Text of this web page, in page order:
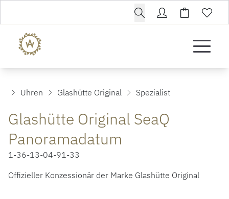
Uhren Glashütte Original Spezialist
Glashütte Original SeaQ
Panoramadatum
1-36-13-04-91-33
Offizieller Konzessionär der Marke Glashütte Original